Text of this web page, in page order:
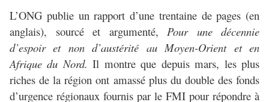
L’ONG publie un rapport d’une trentaine de pages (en
anglais), sourcé et argumenté, Pour une décennie
d’espoir et non d’austérité au Moyen-Orient et en
Afrique du Nord.Il montre que depuis mars, les plus
riches de la région ont amassé plus du double des fonds
d’urgence régionaux fournis par le FMI pour répondre à